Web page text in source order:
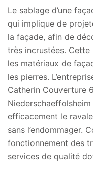
Le sablage d’une
qui implique de
la façade, afin de
très incrustées.
les matériaux de
les pierres.
Catherin Couverture
efficacement le
sans l’endommager.
fonctionnement des
services de qualité